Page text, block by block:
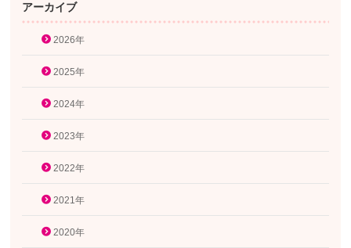
アーカイブ
2026年
2025年
2024年
2023年
2022年
2021年
2020年